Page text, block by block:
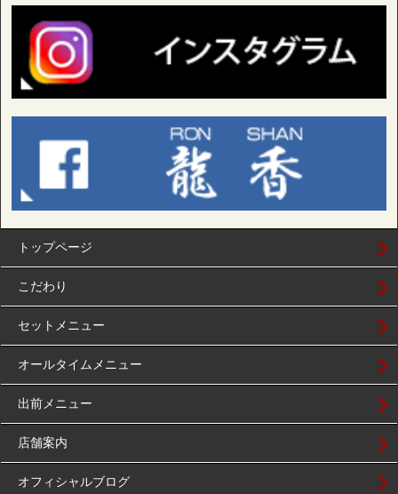
トップページ
こだわり
セットメニュー
オールタイムメニュー
出前メニュー
店舗案内
オフィシャルブログ